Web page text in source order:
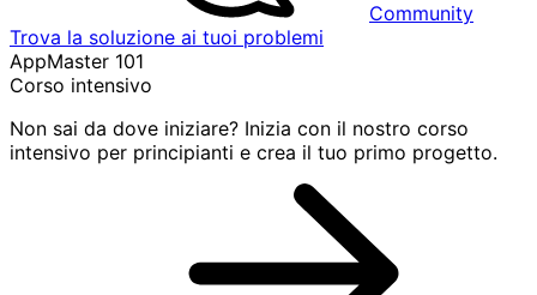
Community
Trova la soluzione ai tuoi problemi
AppMaster 101
Corso intensivo
Non sai da dove iniziare? Inizia con il nostro corso
intensivo per principianti e crea il tuo primo progetto.